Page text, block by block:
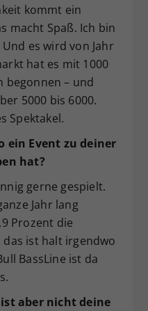
kommt ein
macht Spaß. Ich bin
es wird von Jahr
hat es mit 1000
begonnen – und
5000 bis 6000.
Spektakel.
ein Event zu deiner
hat?
gerne gespielt.
Jahr lang
Prozent die
ist halt irgendwo
BassLine ist da
aber nicht deine